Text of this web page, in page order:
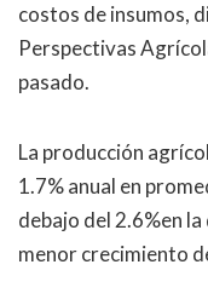
costos de insumos,
Perspectivas
pasado.
La producción
1.7% anual en
debajo del 2.6%en
menor crecimiento